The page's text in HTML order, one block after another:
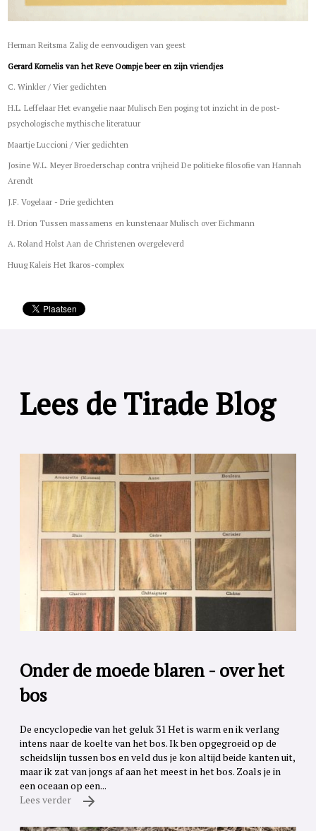
Herman Reitsma Zalig de eenvoudigen van geest
Gerard Kornelis van het Reve Oompje beer en zijn vriendjes
C. Winkler / Vier gedichten
H.L. Leffelaar Het evangelie naar Mulisch Een poging tot inzicht in de post-
psychologische mythische literatuur
Maartje Luccioni / Vier gedichten
Josine W.L. Meyer Broederschap contra vrijheid De politieke filosofie van Hannah
Arendt
J.F. Vogelaar - Drie gedichten
H. Drion Tussen massamens en kunstenaar Mulisch over Eichmann
A. Roland Holst Aan de Christenen overgeleverd
Huug Kaleis Het Ikaros-complex
Lees de Tirade Blog
Onder de moede blaren - over het
bos
De encyclopedie van het geluk 31 Het is warm en ik verlang
intens naar de koelte van het bos. Ik ben opgegroeid op de
scheidslijn tussen bos en veld dus je kon altijd beide kanten uit,
maar ik zat van jongs af aan het meest in het bos. Zoals je in
een oceaan op een...
Lees verder